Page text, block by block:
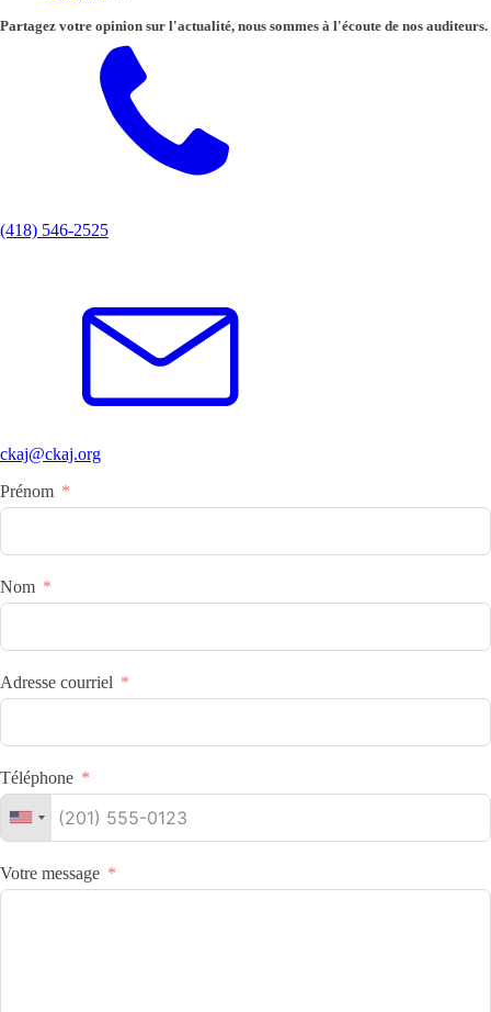
Partagez votre opinion sur l'actualité, nous sommes à l'écoute de nos auditeurs.
(418) 546-2525
ckaj@ckaj.org
Prénom
Nom
Adresse courriel
Téléphone
Votre message